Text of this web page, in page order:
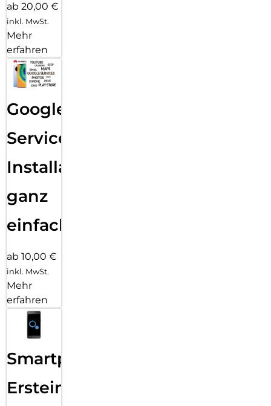
ab 20,00 €
inkl. MwSt.
Mehr
erfahren
Google
Services
Installation
ganz
einfach
ab 10,00 €
inkl. MwSt.
Mehr
erfahren
Smartphone
Ersteinrichtung